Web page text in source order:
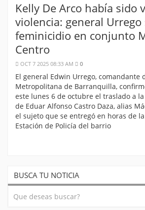
Kelly De Arco había sido
violencia: general Urrego
feminicidio en conjunto
Centro
OCT 7 2025 08:33 AM 0
El general Edwin Urrego, comandante
Metropolitana de Barranquilla,
este lunes 6 de octubre el traslado a la
de Eduar Alfonso Castro Daza, alias
el sujeto que se entregó en horas de
Estación de Policía del barrio
BUSCA TU NOTICIA